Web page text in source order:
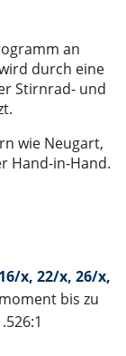
an
durch eine
Stirnrad- und
wie Neugart,
Hand-in-Hand.
x, 22/x, 26/x,
bis zu